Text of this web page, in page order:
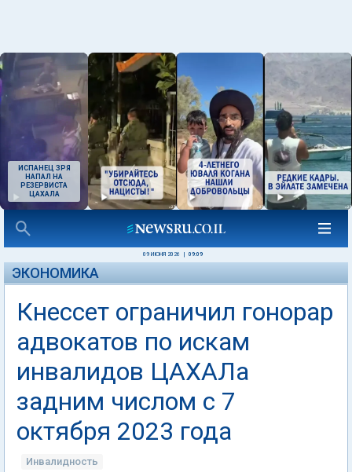
ИСПАНЕЦ ЗРЯ
НАПАЛ НА
РЕЗЕРВИСТА
ЦАХАЛА
09 ИЮНЯ 2026 09:09
ЭКОНОМИКА
Кнессет ограничил гонорар
адвокатов по искам
инвалидов ЦАХАЛа
задним числом с 7
октября 2023 года
Инвалидность